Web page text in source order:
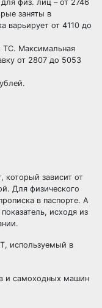
физ. лиц – от 2746
заняты в
варьирует от 4110 до
ТС. Максимальная
от 2807 до 5053
который зависит от
Для физического
в паспорте. А
исходя из
используемый в
и самоходных машин